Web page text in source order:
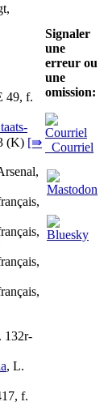
49, f.
(K) [⇛
132r-
, L.
f.
Signaler
une
erreur ou
une
omission:
Courriel